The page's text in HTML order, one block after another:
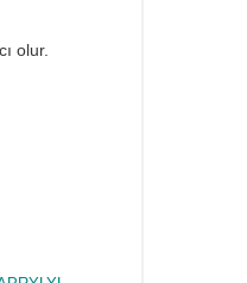
olur.